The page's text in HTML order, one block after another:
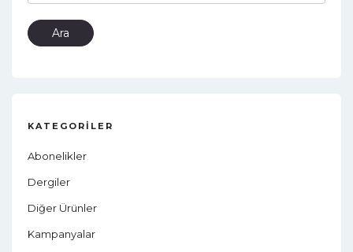
Ara
KATEGORILER
Abonelikler
Dergiler
Diğer Ürünler
Kampanyalar